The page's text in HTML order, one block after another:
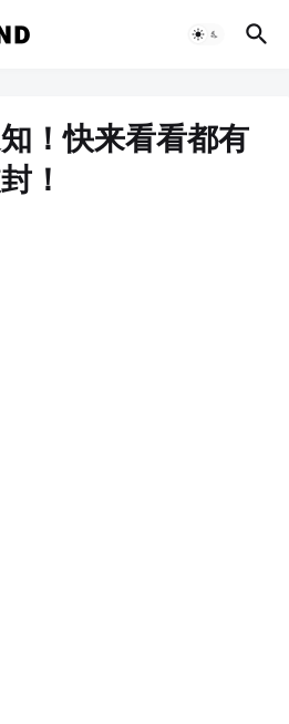
！快来看看都有
！